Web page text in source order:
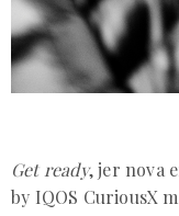
Get ready, jer nova
by IQOS CuriousX